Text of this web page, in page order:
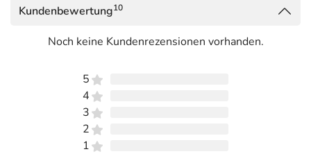
Kundenbewertung10
Noch keine Kundenrezensionen vorhanden.
5
4
3
2
1